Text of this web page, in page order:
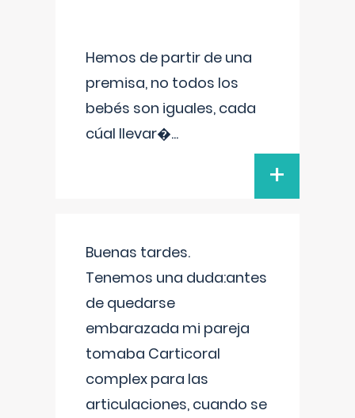
Hemos de partir de una
premisa, no todos los
bebés son iguales, cada
cúal llevar�...
+
Buenas tardes.
Tenemos una duda:antes
de quedarse
embarazada mi pareja
tomaba Carticoral
complex para las
articulaciones, cuando se